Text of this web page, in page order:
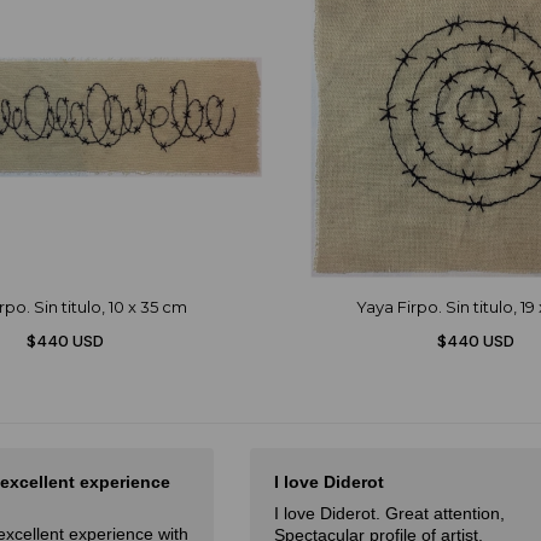
Sin titulo, 10 x 35 cm
$440 USD
Yaya Firpo. Sin titulo, 19
$440 USD
experience
experience with
I love Diderot
I love Diderot. Great attention,
Spectacular profile of artist.